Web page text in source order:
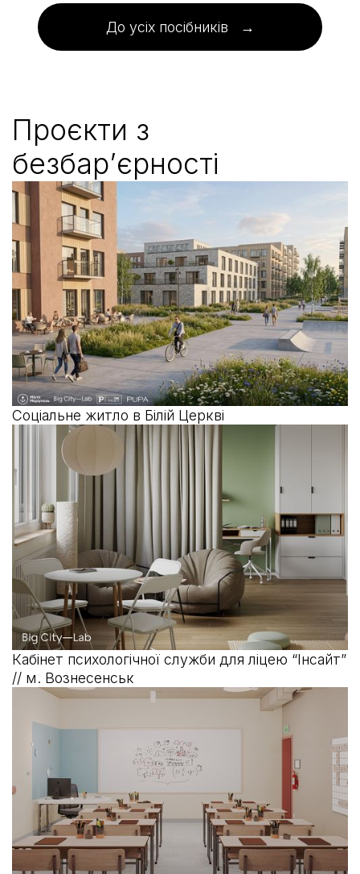
До усіх посібників →
Проєкти з
безбар’єрності
архітектура
публічний
простір
безбар’єрність
стратегія
Соціальне житло в Білій Церкві
безбар’єрність
Кабінет психологічної служби для ліцею “Інсайт”
// м. Вознесенськ
безбар’єрність